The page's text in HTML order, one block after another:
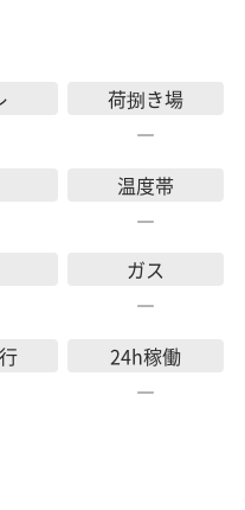
荷捌き場
―
温度帯
―
ガス
―
24h稼働
―